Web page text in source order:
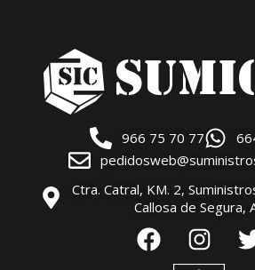
966 75 70 77
Ctra. Catral, KM. 2,
Callosa de Segura,